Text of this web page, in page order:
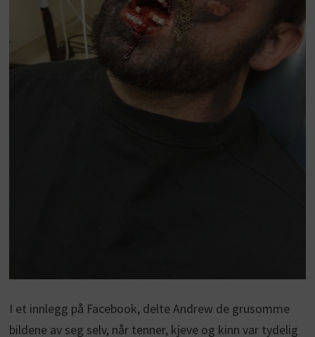
I et innlegg på Facebook, delte Andrew de grusomme
bildene av seg selv, når tenner, kjeve og kinn var tydelig